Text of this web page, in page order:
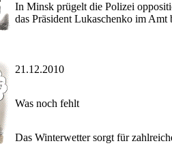
In Minsk prügelt die Polizei
das Präsident Lukaschenko im Amt
21.12.2010
Was noch fehlt
Das Winterwetter sorgt für